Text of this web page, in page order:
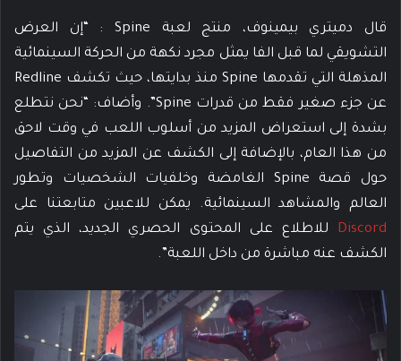
قال دميتري بيمينوف، منتج لعبة Spine : “إن العرض
التشويقي لما قبل الفا يمثل مجرد نكهة من الحركة السينمائية
المذهلة التي تقدمها Spine منذ بدايتها، حيث تكشف Redline
عن جزء صغير فقط من قدرات Spine”. وأضاف: “نحن نتطلع
بشدة إلى استعراض المزيد من أسلوب اللعب في وقت لاحق
من هذا العام، بالإضافة إلى الكشف عن المزيد من التفاصيل
حول قصة Spine الغامضة وخلفيات الشخصيات وتطور
العالم والمشاهد السينمائية. يمكن للاعبين متابعتنا على
Discord للاطلاع على المحتوى الحصري الجديد، الذي يتم
الكشف عنه مباشرة من داخل اللعبة”.